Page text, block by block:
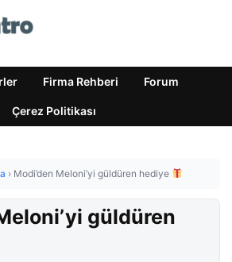
Firma Rehberi Forum
Çerez Politikası
› Modi’den Meloni’yi güldüren hediye
güldüren